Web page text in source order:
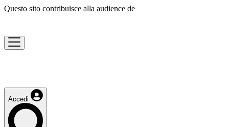
Questo sito contribuisce alla audience de
Accedi